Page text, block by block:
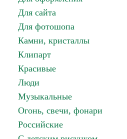
Для сайта
Для фотошопа
Камни, кристаллы
Клипарт
Красивые
Люди
Музыкальные
Огонь, свечи, фонари
Российские